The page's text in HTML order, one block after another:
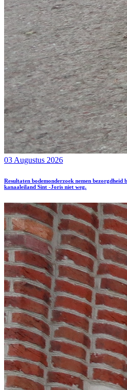
03 Augustus 2026
Resultaten bodemonderzoek nemen
kanaaleiland Sint -Joris niet weg.